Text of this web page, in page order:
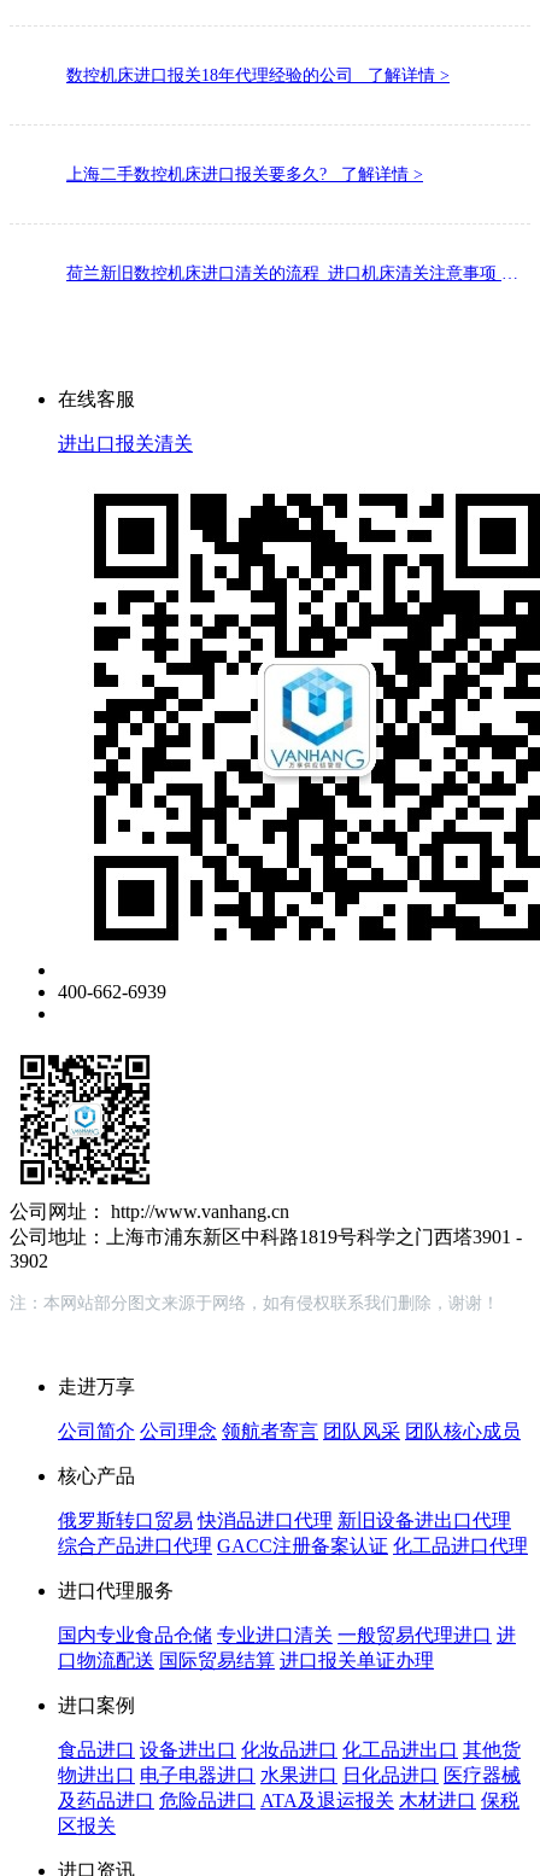
数控机床进口报关18年代理经验的公司 了解详情 >
上海二手数控机床进口报关要多久? 了解详情 >
在线客服
进出口报关清关
400-662-6939
公司网址： http://www.vanhang.cn
公司地址：上海市浦东新区中科路1819号科学之门西塔3901 -
3902
注：本网站部分图文来源于网络，如有侵权联系我们删除，谢谢！
走进万享
公司简介 公司理念 领航者寄言 团队风采 团队核心成员
核心产品
俄罗斯转口贸易 快消品进口代理 新旧设备进出口代理
综合产品进口代理 GACC注册备案认证 化工品进口代理
进口代理服务
国内专业食品仓储 专业进口清关 一般贸易代理进口 进
口物流配送 国际贸易结算 进口报关单证办理
进口案例
食品进口 设备进出口 化妆品进口 化工品进出口 其他货
物进出口 电子电器进口 水果进口 日化品进口 医疗器械
及药品进口 危险品进口 ATA及退运报关 木材进口 保税
区报关
进口资讯